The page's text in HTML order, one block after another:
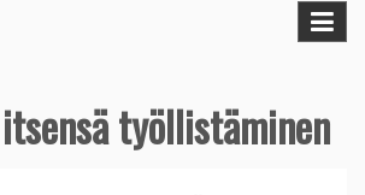
työllistäminen